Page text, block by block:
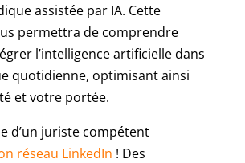
assistée par IA. Cette
permettra de comprendre
l’intelligence artificielle dans
quotidienne, optimisant ainsi
et votre portée.
d’un juriste compétent
réseau LinkedIn ! Des